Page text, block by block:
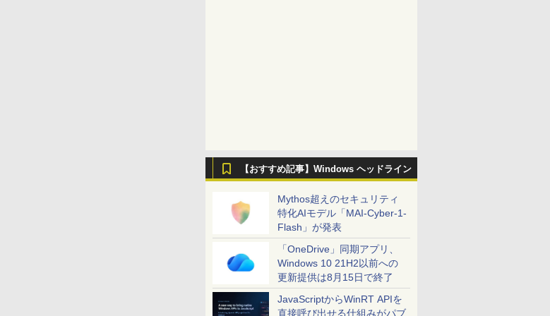
【おすすめ記事】Windows ヘッドライン
Mythos超えのセキュリティ
特化AIモデル「MAI-Cyber-1-
Flash」が発表
「OneDrive」同期アプリ、
Windows 10 21H2以前への
更新提供は8月15日で終了
JavaScriptからWinRT APIを
直接呼び出せる仕組みがパブ